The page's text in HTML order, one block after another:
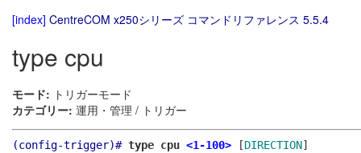
[index] CentreCOM x250シリーズ コマンドリファレンス 5.5.4
type cpu
モード: トリガーモード
カテゴリー: 運用・管理 / トリガー
(config-trigger)# type cpu <1-100> [DIRECTION]